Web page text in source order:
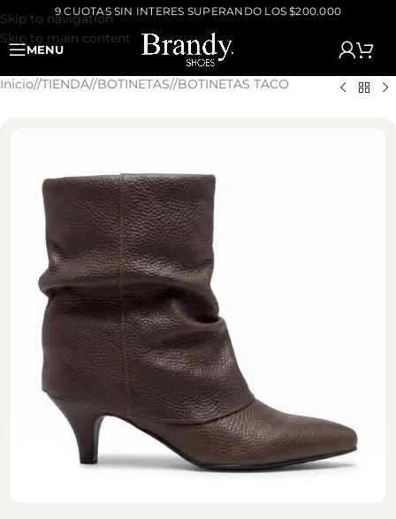
Skip to navigation
Skip to main content
9 CUOTAS SIN INTERES SUPERANDO LOS $200.000
MENU
Inicio/ TIENDA/ BOTINETAS/ BOTINETAS TACO